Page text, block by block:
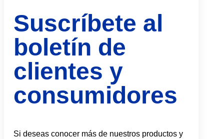
Suscríbete al
boletín de
clientes y
consumidores
Si deseas conocer más de nuestros productos y